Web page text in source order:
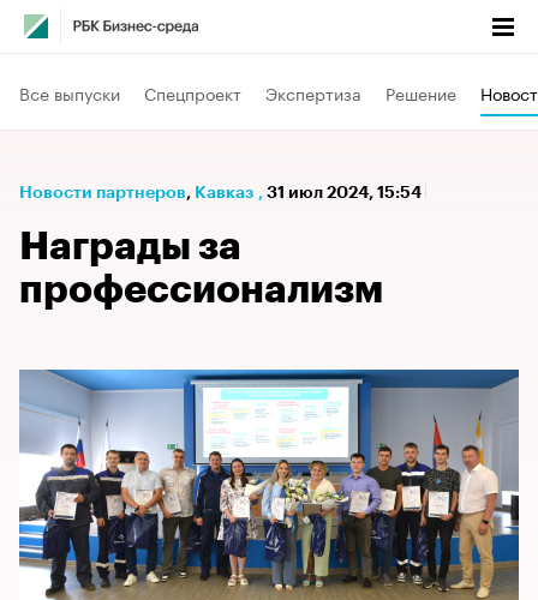
Все выпуски Спецпроект Экспертиза Решение
Новости партнеров⁠, Кавказ , 31 июл 2024, 15:54
Награды за
профессионализм